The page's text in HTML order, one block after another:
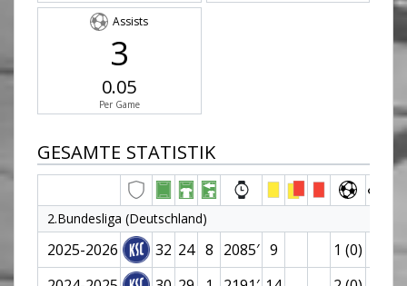
Assists
3
0.05
Per Game
GESAMTE STATISTIK
2.Bundesliga (Deutschland)
2025-2026 32 24 8 2085′ 9 1 (0)